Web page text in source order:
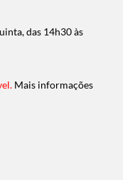
das 14h30 às
Mais informações